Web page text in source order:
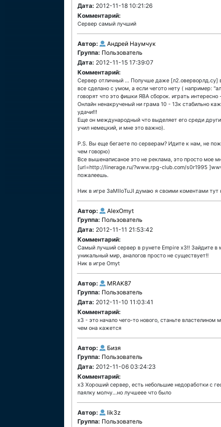
Дата: 2012-11-18 10:21:26
Комментарий:
Сервер самый лучший
Автор:
Андрей Наумчук
Группа: Пользователь
Дата: 2012-11-15 17:39:07
Комментарий:
Сервер отличный ... Получше даже [л2.оверворлд.су]
все сделано с умом, а если чегото нету ( например:
говорят что это фишки ЯВА сборок. играть
Онлайн ненакрученый ни грама 10 - 13к стабильно
удачи!!!
Еще он международный что выделяет его среди
учил немецкий, и мне это важно).
P.S. Вы еще бегаете по серверам? Идите к нам, не
чем говорю)
Все вышенаписаное это не реклама, это просто мое
[url=http://linerage.ru/?www.rpg-club.com/s0r1995
пожалеешь.
Ник в игре 3aMIIoTuJI думаю я своими коментами тут
Автор:
AlexOmyt
Группа: Пользователь
Дата: 2012-11-11 21:53:42
Комментарий:
Самый лучший сервер в рунете Empire x3!! Зайдите в
уникальный мир, аналогов просто не существует!!
Ник в игре Omyt
Автор:
MRAK87
Группа: Пользователь
Дата: 2012-11-10 11:03:41
Комментарий:
x3 - это начало чего-то нового, станьте
чем она кажется
Автор:
Бизя
Группа: Пользователь
Дата: 2012-11-06 03:24:23
Комментарий:
х3 Хороший сервер, есть небольшие недоработки с
паялку молчу...но лучшеее что было
Автор:
lik3z
Группа: Пользователь